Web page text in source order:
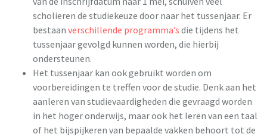
scholieren de studiekeuze door naar het tussenjaar. Er
bestaan verschillende programma’s die tijdens het
tussenjaar gevolgd kunnen worden, die hierbij
ondersteunen.
Het tussenjaar kan ook gebruikt worden om
voorbereidingen te treffen voor de studie. Denk aan het
aanleren van studievaardigheden die gevraagd worden
in het hoger onderwijs, maar ook het leren van een taal
of het bijspijkeren van bepaalde vakken behoort tot de